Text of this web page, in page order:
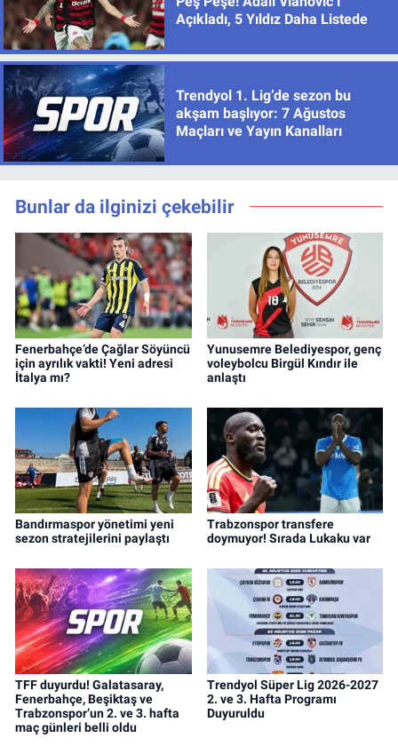
Açıkladı, 5 Yıldız Daha Listede
Trendyol 1. Lig’de sezon bu
akşam başlıyor: 7 Ağustos
Maçları ve Yayın Kanalları
Bunlar da ilginizi çekebilir
Fenerbahçe’de Çağlar Söyüncü
için ayrılık vakti! Yeni adresi
İtalya mı?
Yunusemre Belediyespor, genç
voleybolcu Birgül Kındır ile
anlaştı
Bandırmaspor yönetimi yeni
sezon stratejilerini paylaştı
Trabzonspor transfere
doymuyor! Sırada Lukaku var
TFF duyurdu! Galatasaray,
Fenerbahçe, Beşiktaş ve
Trabzonspor’un 2. ve 3. hafta
maç günleri belli oldu
Trendyol Süper Lig 2026-2027
2. ve 3. Hafta Programı
Duyuruldu